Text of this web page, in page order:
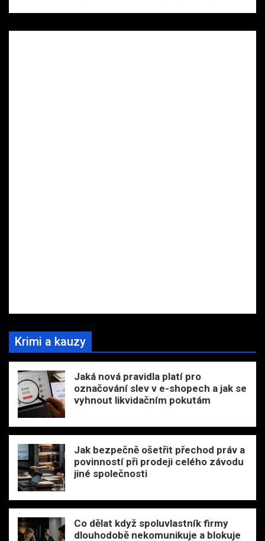
Krimi a kauzy
Jaká nová pravidla platí pro
označování slev v e-shopech a jak se
vyhnout likvidačním pokutám
Jak bezpečně ošetřit přechod práv a
povinností při prodeji celého závodu
jiné společnosti
Co dělat když spoluvlastník firmy
dlouhodobě nekomunikuje a blokuje